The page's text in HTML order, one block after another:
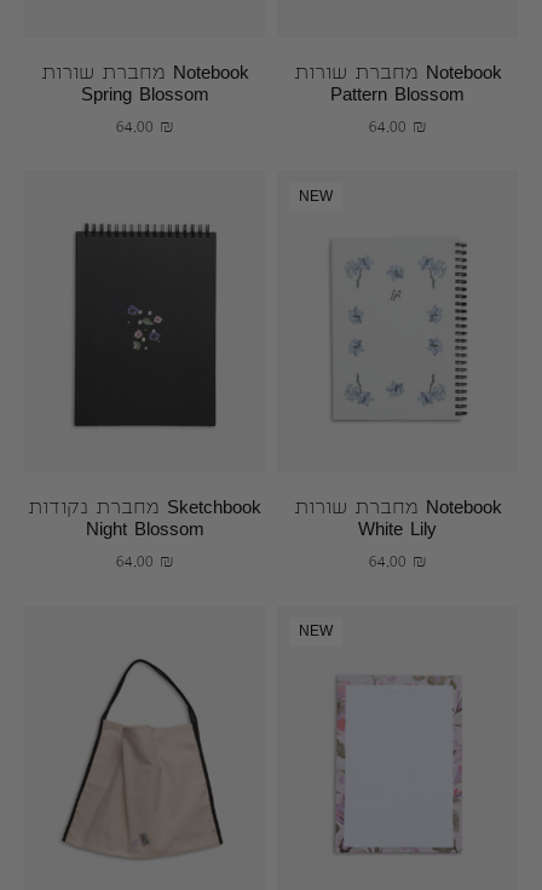
Notebook מחברת שורות
Pattern Blossom
64.00 ₪
Notebook מחברת שורות
Spring Blossom
64.00 ₪
NEW
Notebook מחברת שורות
White Lily
64.00 ₪
Sketchbook מחברת נקודות
Night Blossom
64.00 ₪
NEW